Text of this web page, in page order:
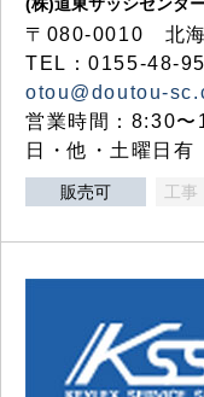
〒080-0010 北海
TEL：0155-48-
otou@doutou-
営業時間：8:30〜
日・他・土曜日有
販売可 工事